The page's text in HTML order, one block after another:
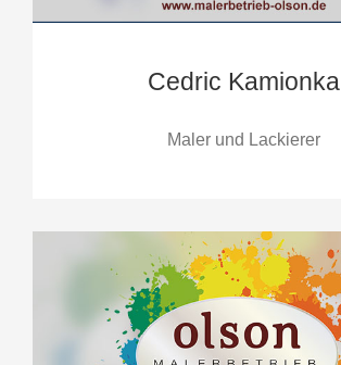
Cedric Kamionka
Maler und Lackierer